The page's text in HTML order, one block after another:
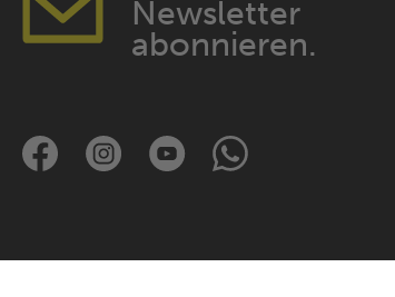
Newsletter
abonnieren.